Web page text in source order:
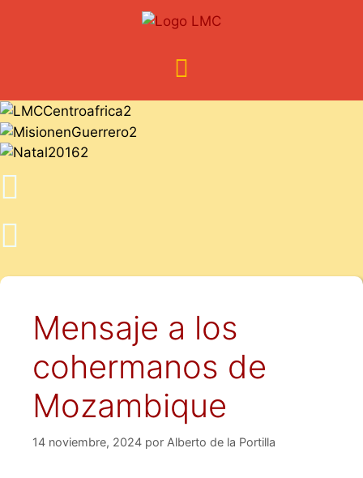
Mensaje a los
cohermanos de
Mozambique
14 noviembre, 2024 por Alberto de la Portilla